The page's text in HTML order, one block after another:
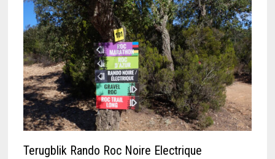
Terugblik Rando Roc Noire Electrique